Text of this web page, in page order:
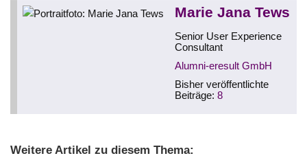
Marie Jana Tews
Senior User Experience
Consultant
Alumni-eresult GmbH
Bisher veröffentlichte
Beiträge:8
Weitere Artikel zu diesem Thema: